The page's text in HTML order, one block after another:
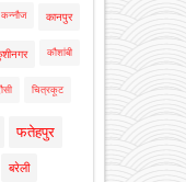
कन्नौज कानपुर
कौशांबी
चित्रकूट
फतेहपुर
बरेली